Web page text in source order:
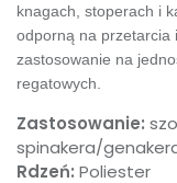
knagach, stoperach i
odporną na przetarcia
zastosowanie na
regatowych.
Zastosowanie:
spinakera/
Rdzeń: Poliester